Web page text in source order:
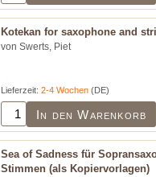
Kotekan for saxophone and
von Swerts, Piet
Lieferzeit: 2-4 Wochen (DE)
In den Warenkorb
Sea of Sadness für
Stimmen (als Kopiervorlagen)